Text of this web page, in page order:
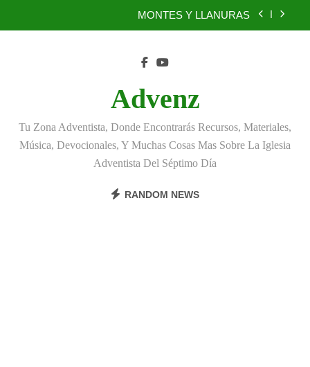
MONTES Y LLANURAS
TÚ TAMBIÉN PUEDES SER FIEL
BENEFICIOS DEL PERDÓN
EL REINO DE LOS CIELOS
Advenz
Tu Zona Adventista, Donde Encontrarás Recursos, Materiales,
Música, Devocionales, Y Muchas Cosas Mas Sobre La Iglesia
Adventista Del Séptimo Día
RANDOM NEWS